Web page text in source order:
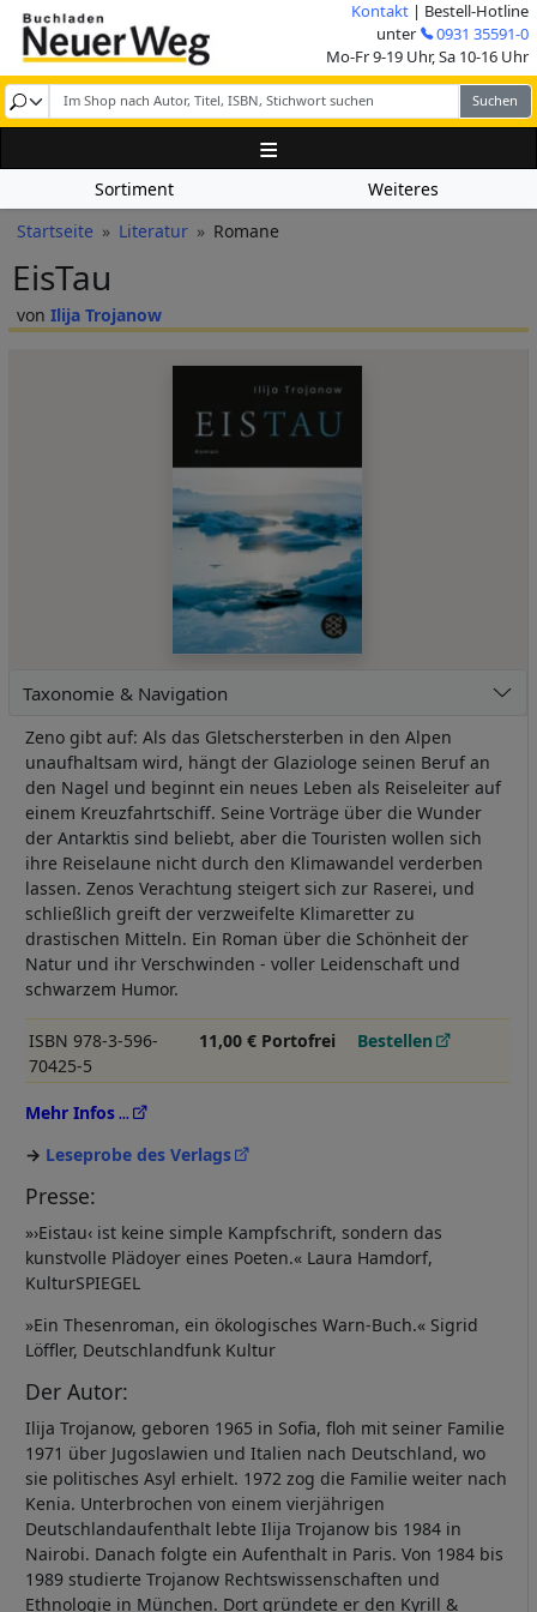
Direkt zum Inhalt
Image Kontakt | Bestell-Hotline
unter
0931 35591-0
Mo-Fr 9-19 Uhr, Sa 10-16 Uhr
Sortiment Weiteres
Pfadnavigation
Startseite Literatur Romane
Ilija Trojanow
EisTau
Taxonomie & Navigation
Zeno gibt auf: Als das Gletschersterben in den Alpen
unaufhaltsam wird, hängt der Glaziologe seinen Beruf an
den Nagel und beginnt ein neues Leben als Reiseleiter auf
einem Kreuzfahrtschiff. Seine Vorträge über die Wunder
der Antarktis sind beliebt, aber die Touristen wollen sich
ihre Reiselaune nicht durch den Klimawandel verderben
lassen. Zenos Verachtung steigert sich zur Raserei, und
schließlich greift der verzweifelte Klimaretter zu
drastischen Mitteln. Ein Roman über die Schönheit der
Natur und ihr Verschwinden - voller Leidenschaft und
schwarzem Humor.
ISBN 978-3-596-
70425-5
11,00 € Portofrei Bestellen
Mehr Infos
Leseprobe des Verlags
Presse:
»›Eistau‹ ist keine simple Kampfschrift, sondern das
kunstvolle Plädoyer eines Poeten.« Laura Hamdorf,
KulturSPIEGEL
»Ein Thesenroman, ein ökologisches Warn-Buch.« Sigrid
Löffler, Deutschlandfunk Kultur
Der Autor:
Ilija Trojanow, geboren 1965 in Sofia, floh mit seiner Familie
1971 über Jugoslawien und Italien nach Deutschland, wo
sie politisches Asyl erhielt. 1972 zog die Familie weiter nach
Kenia. Unterbrochen von einem vierjährigen
Deutschlandaufenthalt lebte Ilija Trojanow bis 1984 in
Nairobi. Danach folgte ein Aufenthalt in Paris. Von 1984 bis
1989 studierte Trojanow Rechtswissenschaften und
Ethnologie in München. Dort gründete er den Kyrill &